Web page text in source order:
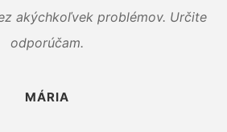
akýchkoľvek problémov. Určite
odporúčam.
MÁRIA